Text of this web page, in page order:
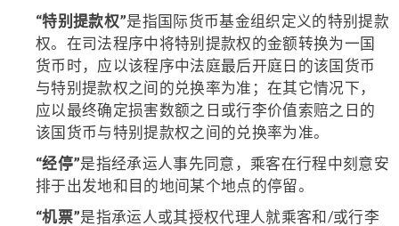
“特别提款权”是指国际货币基金组织定义的特别提款
权。在司法程序中将特别提款权的金额转换为一国
货币时，应以该程序中法庭最后开庭日的该国货币
与特别提款权之间的兑换率为准；在其它情况下，
应以最终确定损害数额之日或行李价值索赔之日的
该国货币与特别提款权之间的兑换率为准。
“经停”是指经承运人事先同意，乘客在行程中刻意安
排于出发地和目的地间某个地点的停留。
“机票”是指承运人或其授权代理人就乘客和/或行李